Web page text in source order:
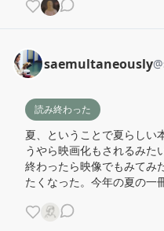
saemultaneously@
読み終わった
夏、ということで夏らしい
うやら映画化もされるみた
終わったら映像でもみてみ
たくなった。今年の夏の一